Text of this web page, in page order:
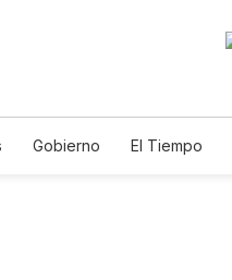
Gobierno El Tiempo